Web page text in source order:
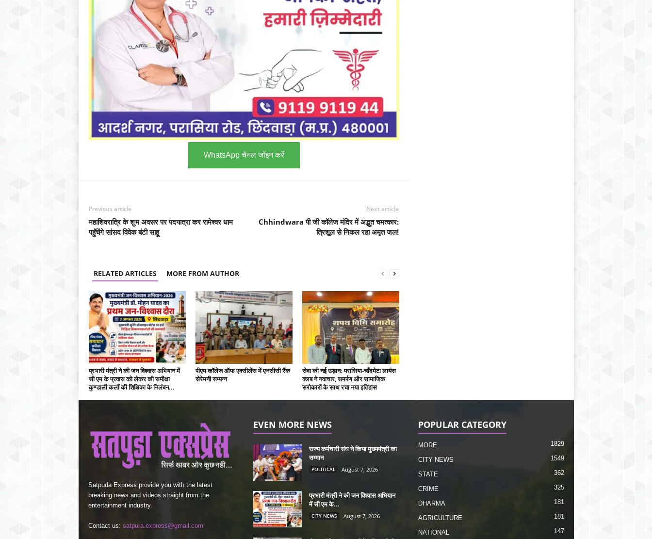
WhatsApp चैनल जॉइन करें
Previous article
महाशिवरात्रि के शुभ अवसर पर पदयात्रा कर रामेश्वर धाम
पहुॅंचेंगे सांसद विवेक बंटी साहू
Next article
Chhindwara पी जी कॉलेज मंदिर में अद्भुत चमत्कार:
त्रिशूल से निकल रहा अमृत जल!
RELATED ARTICLES MORE FROM AUTHOR
प्रभारी मंत्री ने की जन विश्वास अभियान में
सी एम के प्रवास को लेकर की समीक्षा
कुण्डाली कलाँ की शिक्षिका के निलंबन...
पीएम कॉलेज ऑफ एक्सीलेंस में एनसीसी रैंक
सेरेमनी सम्पन्न
सेवा की नई उड़ान: परासिया-चाँदमेटा लायंस
क्लब ने नवाचार, समर्पण और सामाजिक
सरोकारों के साथ रचा नया इतिहास
Satpuda Express provide you with the latest
breaking news and videos straight from the
entertainment industry.
Contact us: satpura.express@gmail.com
EVEN MORE NEWS
राज्य कर्मचारी संघ ने किया मुख्यमंत्री का
सम्मान
POLITICAL August 7, 2026
प्रभारी मंत्री ने की जन विश्वास अभियान
में सी एम के...
CITY NEWS August 7, 2026
POPULAR CATEGORY
MORE 1829
CITY NEWS 1549
STATE 362
CRIME 325
DHARMA 181
AGRICULTURE 181
NATIONAL 147